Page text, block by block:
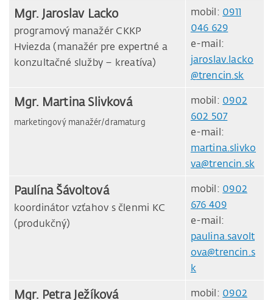
Mgr. Jaroslav Lacko
programový manažér CKKP
Hviezda (manažér pre expertné a
konzultačné služby – kreatíva)
mobil: 0911
046 629
e-mail:
jaroslav.lacko
@trencin.sk
Mgr. Martina Slivková
marketingový manažér/dramaturg
mobil: 0902
602 507
e-mail:
martina.slivko
va@trencin.sk
Paulína Šávoltová
koordinátor vzťahov s členmi KC
(produkčný)
mobil: 0902
676 409
e-mail:
paulina.savolt
ova@trencin.s
k
Mgr. Petra Ježíková mobil: 0902